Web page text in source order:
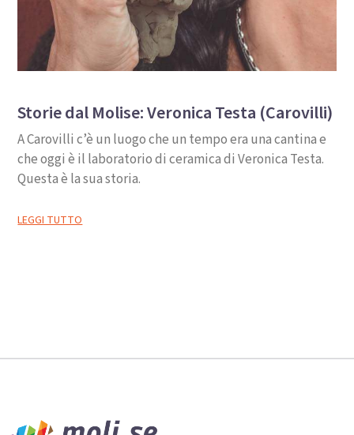
Storie dal Molise: Veronica Testa (Carovilli)
A Carovilli c’è un luogo che un tempo era una cantina e
che oggi è il laboratorio di ceramica di Veronica Testa.
Questa è la sua storia.
LEGGI TUTTO